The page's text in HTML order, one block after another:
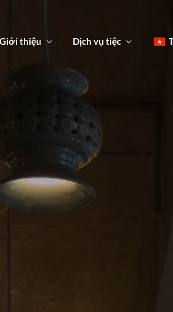
Giới thiệu Dịch vụ tiệc